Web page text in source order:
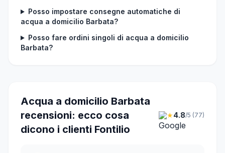
Posso impostare consegne automatiche di
acqua a domicilio Barbata?
Posso fare ordini singoli di acqua a domicilio
Barbata?
Acqua a domicilio Barbata
recensioni: ecco cosa
dicono i clienti Fontilio
★4.8/5 (77)